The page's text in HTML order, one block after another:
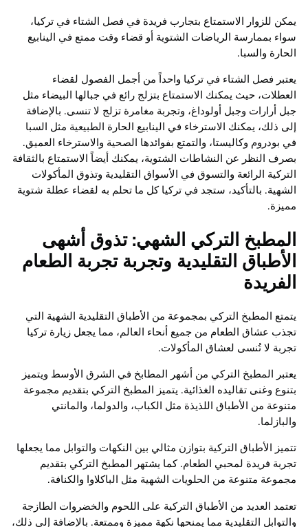
يمكن للزوار الاستمتاع بتجارب فريدة في فصل الشتاء في تركيا،
سواء بممارسة الرياضات الشتوية أو قضاء وقت ممتع في الينابيع
الحارة والسبا.
يعتبر فصل الشتاء في تركيا واحداً من أجمل الفصول لقضاء
العطلات، حيث يمكنك الاستمتاع بتزلج رائع في جبالها البيضاء مثل
جبل أرارات وجبل أولوداغ، وتجربة مغامرة تزلج لا تنسى. بالإضافة
إلى ذلك، يمكنك الاسترخاء في الينابيع الحارة الطبيعية مثل السبا
في بودروم وكاليستا، والتمتع بفوائدها الصحية والاسترخاء العميق.
بصرف النظر عن النشاطات الشتوية، يمكنك أيضاً الاستمتاع بالثقافة
التركية الرائعة والتسوق في الأسواق التقليدية وتذوق المأكولات
الشهية. بالتأكيد، ستجد في تركيا كل ما تحلم به لقضاء عطلة شتوية
مميزة.
المطبخ التركي الشهي: تذوق أشهى
الأطباق التقليدية وتجربة تجربة الطعام
الفريدة
يتمتع المطبخ التركي بمجموعة من الأطباق التقليدية الشهية التي
تجذب عشاق الطعام من جميع أنحاء العالم، مما يجعل زيارة تركيا
تجربة لا تُنسى لعشاق المأكولات.
يعتبر المطبخ التركي من أشهر المطابخ في الشرق الأوسط ويتميز
بتنوع وغنى تقاليده الغذائية. يتميز المطبخ التركي بتقديم مجموعة
متنوعة من الأطباق اللذيذة مثل الكباب، والدولما، والمانتي
والبازلما.
تتميز الأطباق التركية بتوازن مثالي بين النكهات والتوابل مما يجعلها
تجربة فريدة لمحبي الطعام. كما يشتهر المطبخ التركي بتقديم
مجموعة متنوعة من الحلويات الشهية مثل الباكلاوا والكنافة.
تعتمد العديد من الأطباق التركية على اللحوم والخضروات الطازجة
والتوابل التقليدية مما يمنحها نكهة مميزة وممتعة. بالإضافة إلى ذلك،